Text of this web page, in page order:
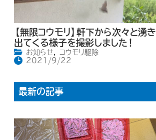
【無限コウモリ】軒下から次々と湧き
出てくる様子を撮影しました！
お知らせ,
コウモリ駆除
2021/9/22
最新の記事